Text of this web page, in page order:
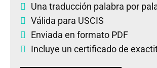
Una traducción palabra por
Válida para USCIS
Enviada en formato PDF
Incluye un certificado de